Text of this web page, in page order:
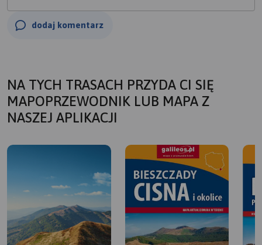
dodaj komentarz
NA TYCH TRASACH PRZYDA CI SIĘ
MAPOPRZEWODNIK LUB MAPA Z
NASZEJ APLIKACJI